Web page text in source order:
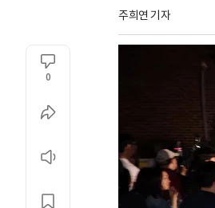
주희연 기자
0